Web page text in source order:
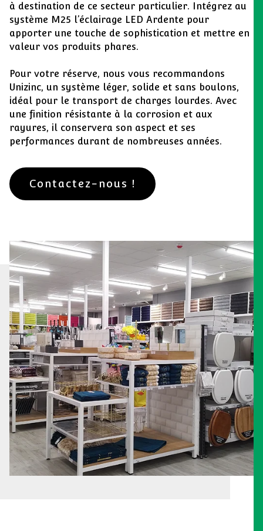
à destination de ce secteur particulier. Intégrez au
système M25 l’éclairage LED Ardente pour
apporter une touche de sophistication et mettre en
valeur vos produits phares.
Pour votre réserve, nous vous recommandons
Unizinc, un système léger, solide et sans boulons,
idéal pour le transport de charges lourdes. Avec
une finition résistante à la corrosion et aux
rayures, il conservera son aspect et ses
performances durant de nombreuses années.
Contactez-nous !